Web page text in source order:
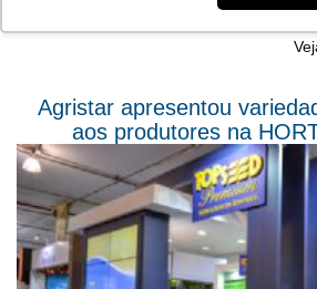
Agristar apresentou
aos produtores na